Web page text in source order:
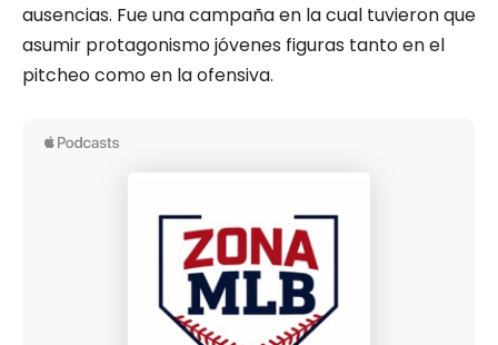
ausencias. Fue una campaña en la cual tuvieron que
asumir protagonismo jóvenes figuras tanto en el
pitcheo como en la ofensiva.